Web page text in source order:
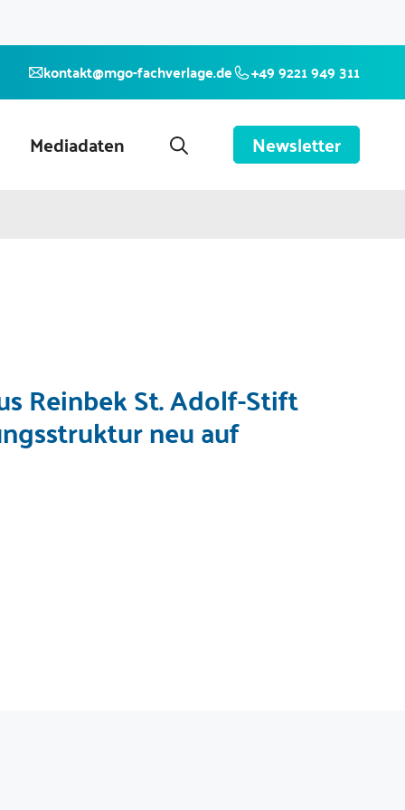
kontakt@mgo-fachverlage.de +49 9221 949 311
Mediadaten Newsletter
Reinbek St. Adolf-Stift
neu auf